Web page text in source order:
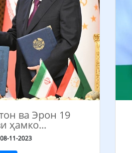
ва Эрон 19
ҳамко...
11-2023